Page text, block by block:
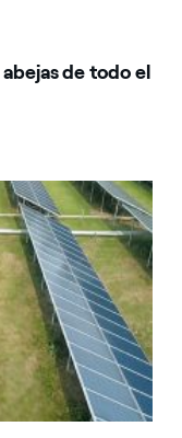
de todo el